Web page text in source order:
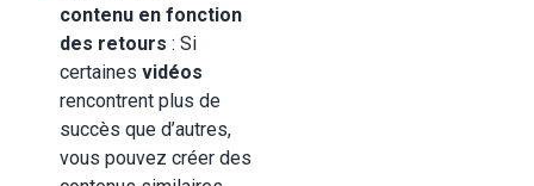
contenu en fonction
des retours : Si
certaines vidéos
rencontrent plus de
succès que d’autres,
vous pouvez créer des